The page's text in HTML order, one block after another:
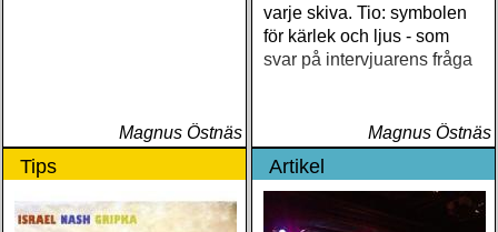
Magnus Östnäs
varje skiva. Tio: symbolen
för kärlek och ljus - som
svar på intervjuarens fråga
Magnus Östnäs
Tips Artikel